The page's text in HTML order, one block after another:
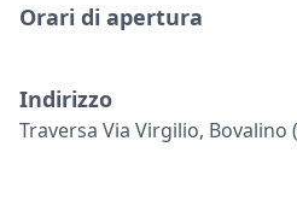
Orari di apertura
Indirizzo
Traversa Via Virgilio, Bovalino